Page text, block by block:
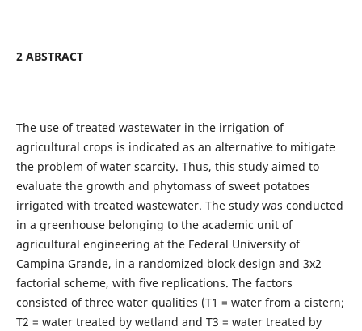
2 ABSTRACT
The use of treated wastewater in the irrigation of
agricultural crops is indicated as an alternative to mitigate
the problem of water scarcity. Thus, this study aimed to
evaluate the growth and phytomass of sweet potatoes
irrigated with treated wastewater. The study was conducted
in a greenhouse belonging to the academic unit of
agricultural engineering at the Federal University of
Campina Grande, in a randomized block design and 3x2
factorial scheme, with five replications. The factors
consisted of three water qualities (T1 = water from a cistern;
T2 = water treated by wetland and T3 = water treated by